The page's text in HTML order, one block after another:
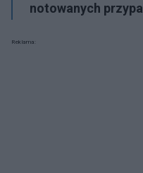
notowanych
Reklama: